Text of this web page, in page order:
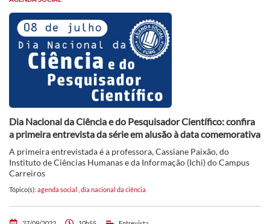
Dia Nacional da Ciência e do Pesquisador Científico: confira
a primeira entrevista da série em alusão à data comemorativa
A primeira entrevistada é a professora, Cassiane Paixão, do
Instituto de Ciências Humanas e da Informação (Ichi) do Campus
Carreiros
Tópico(s): agenda social dia nacional da ciência